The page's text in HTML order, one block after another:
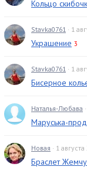
Кольцо
Stavka0761 · 1
Украшение 3
Stavka0761 · 1
Бисерное
Наталья-Любава
Маруська-
Новая · 1
Браслет